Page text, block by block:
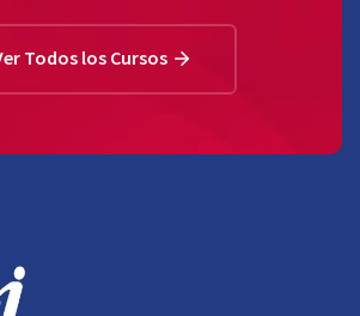
Todos los Cursos